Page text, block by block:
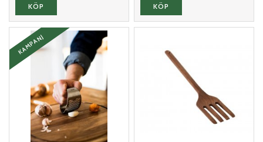
KÖP KÖP
KAMPANJ